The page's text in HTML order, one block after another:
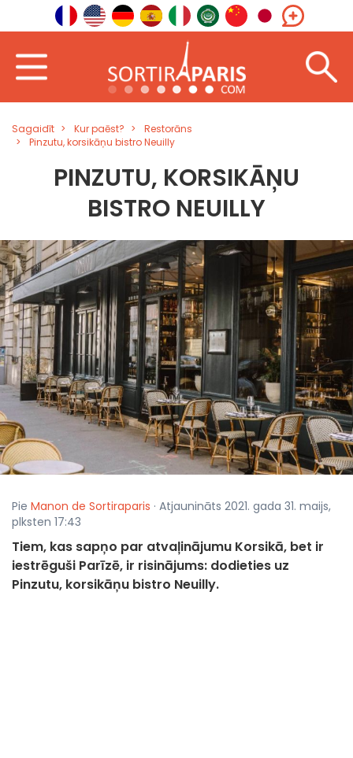
Sagaidīt Kur paēst?
Restorāns
Pinzutu, korsikāņu bistro Neuilly
PINZUTU, KORSIKĀŅU
BISTRO NEUILLY
Pie Manon de Sortiraparis · Atjaunināts 2021. gada 31. maijs,
plksten 17:43
Tiem, kas sapņo par atvaļinājumu Korsikā, bet ir
iestrēguši Parīzē, ir risinājums: dodieties uz
Pinzutu, korsikāņu bistro Neuilly.